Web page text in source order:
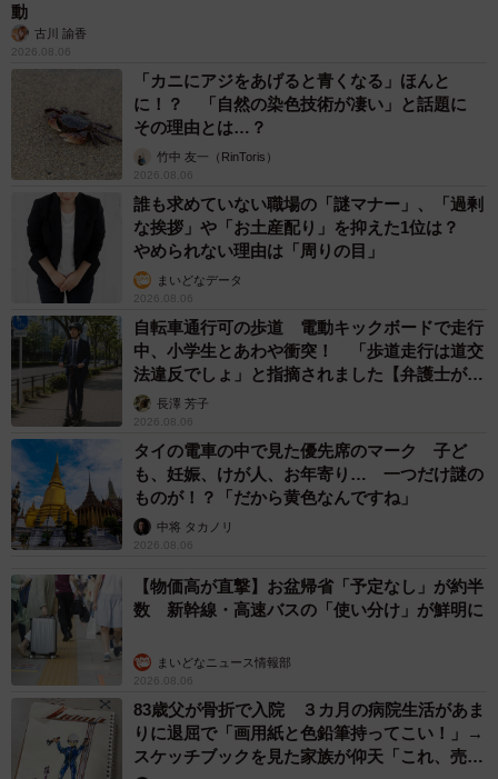
動
古川 諭香
2026.08.06
「カニにアジをあげると青くなる」ほんと
に！？ 「自然の染色技術が凄い」と話題に
その理由とは…？
竹中 友一（RinToris）
2026.08.06
誰も求めていない職場の「謎マナー」、「過剰
な挨拶」や「お土産配り」を抑えた1位は？
やめられない理由は「周りの目」
まいどなデータ
2026.08.06
自転車通行可の歩道 電動キックボードで走行
中、小学生とあわや衝突！ 「歩道走行は道交
法違反でしょ」と指摘されました【弁護士が解
説】長澤 芳子
2026.08.06
タイの電車の中で見た優先席のマーク 子ど
も、妊娠、けが人、お年寄り… 一つだけ謎の
ものが！？「だから黄色なんですね」
中将 タカノリ
2026.08.06
【物価高が直撃】お盆帰省「予定なし」が約半
数 新幹線・高速バスの「使い分け」が鮮明に
まいどなニュース情報部
2026.08.06
83歳父が骨折で入院 ３カ月の病院生活があま
りに退屈で「画用紙と色鉛筆持ってこい！」→
スケッチブックを見た家族が仰天「これ、売れ